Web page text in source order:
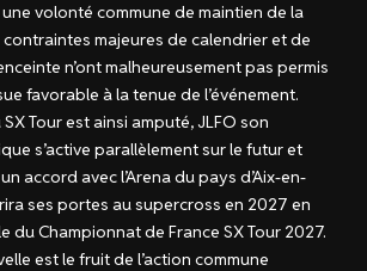
volonté commune de maintien de la
majeures de calendrier et de
n’ont malheureusement pas permis
favorable à la tenue de l’événement.
Tour est ainsi amputé, JLFO son
s’active parallèlement sur le futur et
accord avec l’Arena du pays d’Aix-en-
ses portes au supercross en 2027 en
du Championnat de France SX Tour 2027.
est le fruit de l’action commune